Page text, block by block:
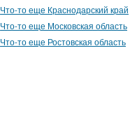
Что-то еще Краснодарский край
Что-то еще Московская область
Что-то еще Ростовская область